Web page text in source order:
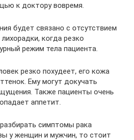
к доктору вовремя.
будет связано с отсутствием
когда резко
режим тела пациента.
резко похудеет, его кожа
Ему могут докучать
Также пациенты очень
аппетит.
симптомы рака
у женщин и мужчин, то стоит